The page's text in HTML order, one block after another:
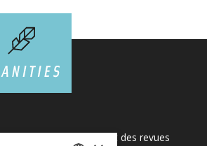
regroupant des livres et des revues